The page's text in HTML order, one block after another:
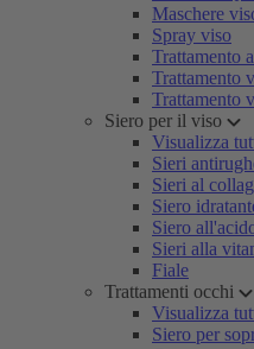
Maschere
Spray viso
Trattamento
Trattamento
Trattamento
Siero per il viso
Visualizza
Sieri
Sieri al
Siero
Siero
Sieri alla
Fiale
Trattamenti occhi
Visualizza
Siero per